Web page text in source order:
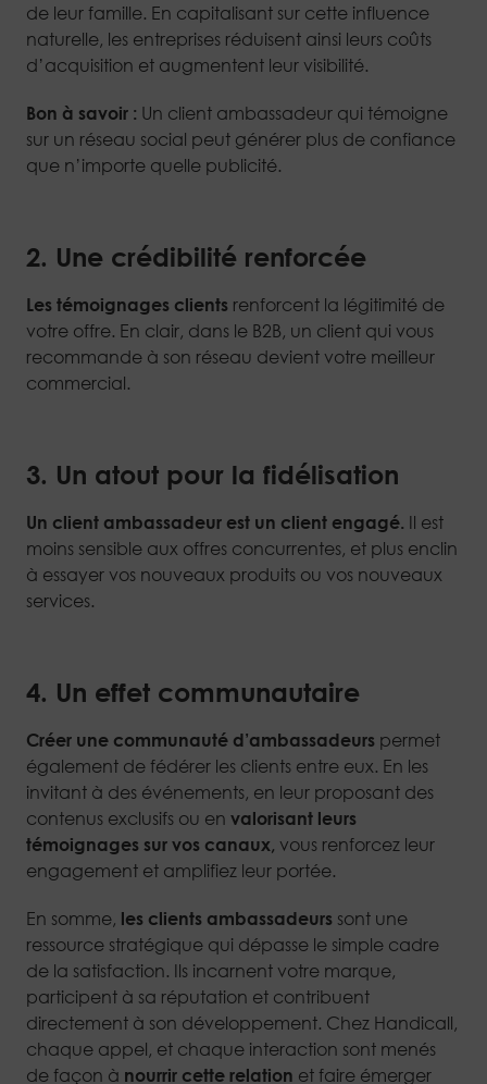
de leur famille. En capitalisant sur cette influence
naturelle, les entreprises réduisent ainsi leurs coûts
d’acquisition et augmentent leur visibilité.
Bon à savoir : Un client ambassadeur qui témoigne
sur un réseau social peut générer plus de confiance
que n’importe quelle publicité.
2. Une crédibilité renforcée
Les témoignages clientsrenforcent la légitimité de
votre offre. En clair, dans le B2B, un client qui vous
recommande à son réseau devient votre meilleur
commercial.
3. Un atout pour la fidélisation
Un client ambassadeur est un client engagé. Il est
moins sensible aux offres concurrentes, et plus enclin
à essayer vos nouveaux produits ou vos nouveaux
services.
4. Un effet communautaire
Créer une communauté d’ambassadeurspermet
également de fédérer les clients entre eux. En les
invitant à des événements, en leur proposant des
contenus exclusifs ou en valorisant leurs
témoignages sur vos canaux, vous renforcez leur
engagement et amplifiez leur portée.
En somme, les clients ambassadeurs sont une
ressource stratégique qui dépasse le simple cadre
de la satisfaction. Ils incarnent votre marque,
participent à sa réputation et contribuent
directement à son développement. Chez Handicall,
chaque appel, et chaque interaction sont menés
de façon à nourrir cette relation et faire émerger